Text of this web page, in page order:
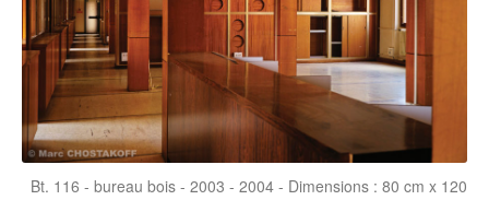
Bt. 116 - bureau bois - 2003 - 2004 - Dimensions : 80 cm x 120